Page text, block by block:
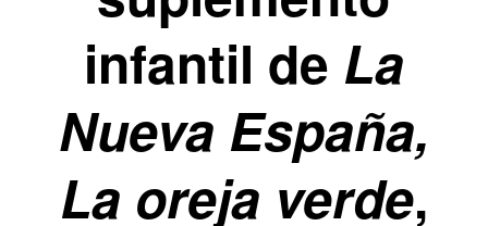
infantil de La
Nueva España,
La oreja verde,